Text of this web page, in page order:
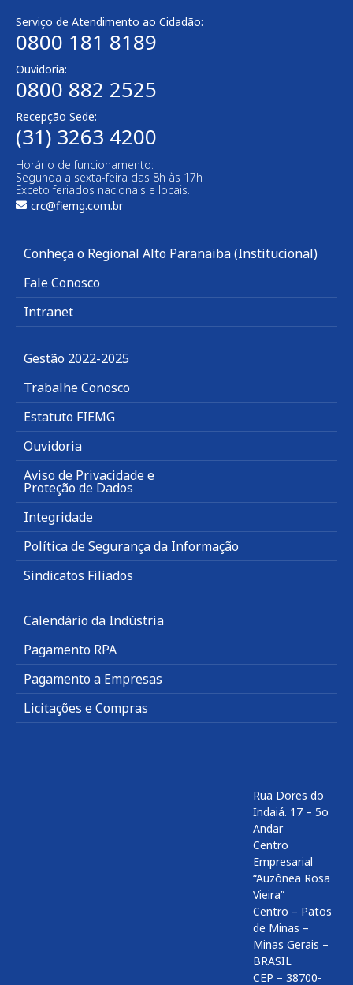
Serviço de Atendimento ao Cidadão:
0800 181 8189
Ouvidoria:
0800 882 2525
Recepção Sede:
(31) 3263 4200
Horário de funcionamento:
Segunda a sexta-feira das 8h às 17h
Exceto feriados nacionais e locais.
crc@fiemg.com.br
Conheça o Regional Alto Paranaiba (Institucional)
Fale Conosco
Intranet
Gestão 2022-2025
Trabalhe Conosco
Estatuto FIEMG
Ouvidoria
Aviso de Privacidade e
Proteção de Dados
Integridade
Política de Segurança da Informação
Sindicatos Filiados
Calendário da Indústria
Pagamento RPA
Pagamento a Empresas
Licitações e Compras
Rua Dores do
Indaiá. 17 – 5o
Andar
Centro
Empresarial
“Auzônea Rosa
Vieira”
Centro – Patos
de Minas –
Minas Gerais –
BRASIL
CEP – 38700-